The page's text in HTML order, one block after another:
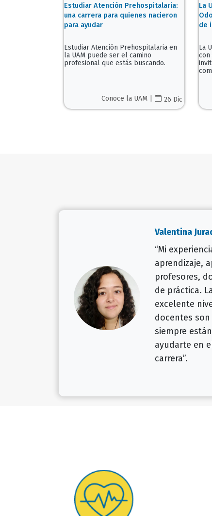
Estudiar Atención Prehospitalaria:
una carrera para quienes nacieron
para ayudar
Estudiar Atención Prehospitalaria en
la UAM puede ser el camino
profesional que estás buscando.
Conoce la UAM | 26 Dic
La
de
La
con
Valentina
“Mi
aprendizaje,
profesores,
de práctica.
excelente
docentes
siempre
ayudarte en
carrera”.